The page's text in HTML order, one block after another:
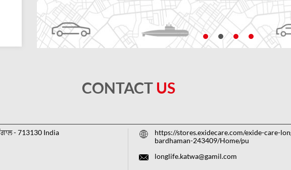
CONTACT US
-713130 India
https://stores.exidecare.com/exide-care-
bardhaman-243409/Home/pu
longlife.katwa@gamil.com